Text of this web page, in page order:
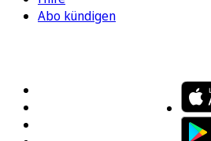
Abo kündigen